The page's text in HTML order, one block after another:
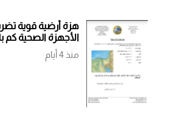
هزة أرضية قوية
الأجهزة الصحية كم
منذ 4 أيام